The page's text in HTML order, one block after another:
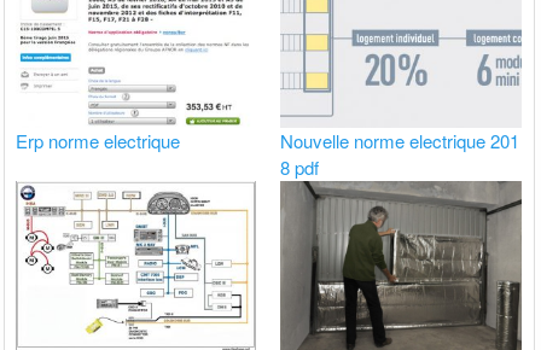
Erp norme electrique
Nouvelle norme electrique 201
8 pdf